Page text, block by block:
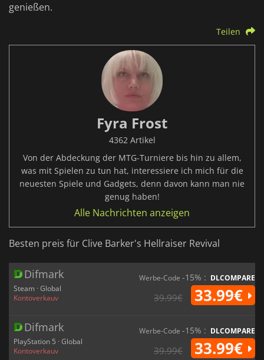
genießen.
Teilen
Fyra Frost
4362 Artikel
Von der Abdeckung der MTG-Turniere bis hin zu allem,
was mit Spielen zu tun hat, interessiere ich mich für die
neuesten Spiele und Gadgets, denn davon kann man nie
genug haben!
Alle Nachrichten anzeigen
Besten preis für Clive Barker's Hellraiser Revival
Difmark
Steam · Global
Kontoverkauv
Werbe-Code -15% : DLCOMPARE
39.99€ 33.99€
Difmark
PlayStation 5 · Global
Kontoverkauv
Werbe-Code -15% : DLCOMPARE
39.99€ 33.99€